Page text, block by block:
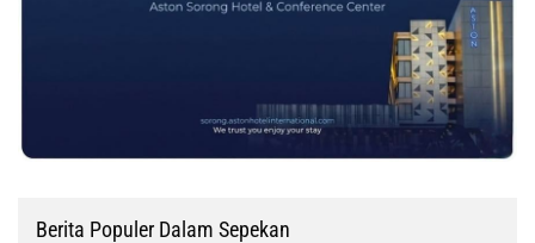
Berita Populer Dalam Sepekan